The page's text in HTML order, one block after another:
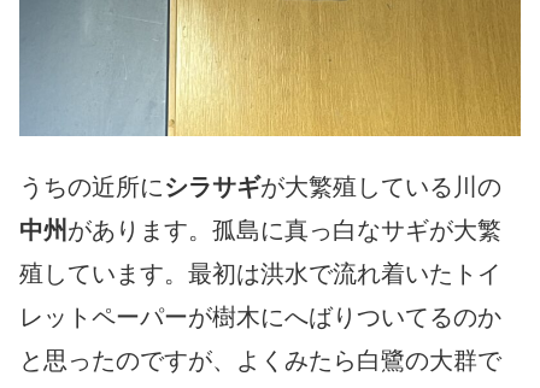
うちの近所にシラサギが大繁殖している川の
中州があります。孤島に真っ白なサギが大繁
殖しています。最初は洪水で流れ着いたトイ
レットペーパーが樹木にへばりついてるのか
と思ったのですが、よくみたら白鷺の大群で